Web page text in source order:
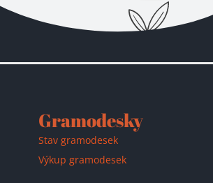
Gramodesky
Stav gramodesek
Výkup gramodesek